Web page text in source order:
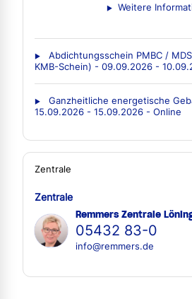
Weitere
Abdichtungsschein PMBC /
KMB-Schein) - 09.09.2026 -
Ganzheitliche energetische
15.09.2026 - 15.09.2026 - Online
Zentrale
Zentrale
Remmers Zentrale
05432 83-0
info@remmers.de